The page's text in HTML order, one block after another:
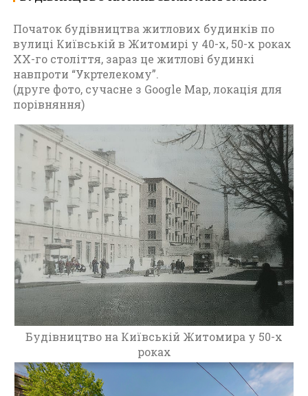
т
о
Ж
и
т
1
9
4
5
-
1
9
6
0
)
Початок будівництва житлових будинків по
вулиці Київській в Житомирі у 40-х, 50-х роках
XX-го століття, зараз це житлові будинкі
навпроти “Укртелекому”.
(друге фото, сучасне з Google Map, локація для
порівняння)
Будівництво на Київській Житомира у 50-х
роках